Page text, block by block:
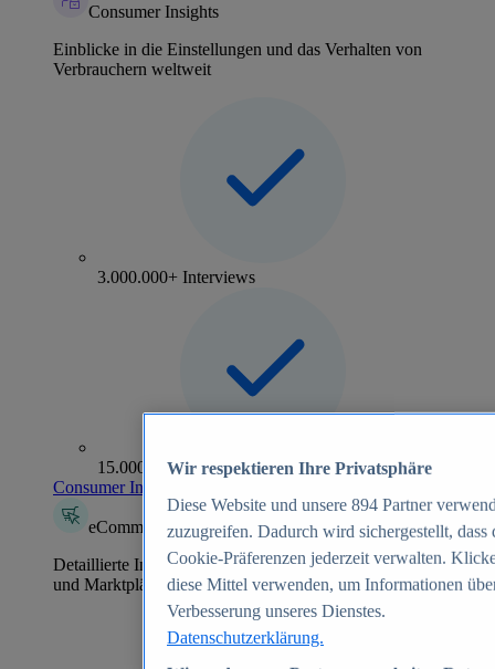
Consumer Insights
Einblicke in die Einstellungen und das Verhalten von
Verbrauchern weltweit
3.000.000+ Interviews
15.000+ Marken
Consumer Insights entdecken
eCommerce Insights
Detaillierte Informationen zu mehr als 39.000 Online-Shops
und Marktplätzen
Wir respektieren Ihre Privatsphäre
Diese Website und unsere 894 Partner
zuzugreifen. Dadurch wird sichergestellt,
Cookie-Präferenzen jederzeit verwalten.
diese Mittel verwenden, um Informationen
Verbesserung unseres Dienstes.
Datenschutzerklärung.